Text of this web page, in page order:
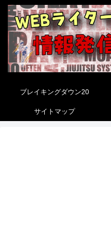
ブレイキングダウン20
サイトマップ